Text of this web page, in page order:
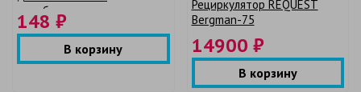
антибактериальным
эффектом Family 120 шт. с
крышкой
148 ₽
В корзину
Рециркулятор REQUEST
Bergman-75
14900 ₽
В корзину